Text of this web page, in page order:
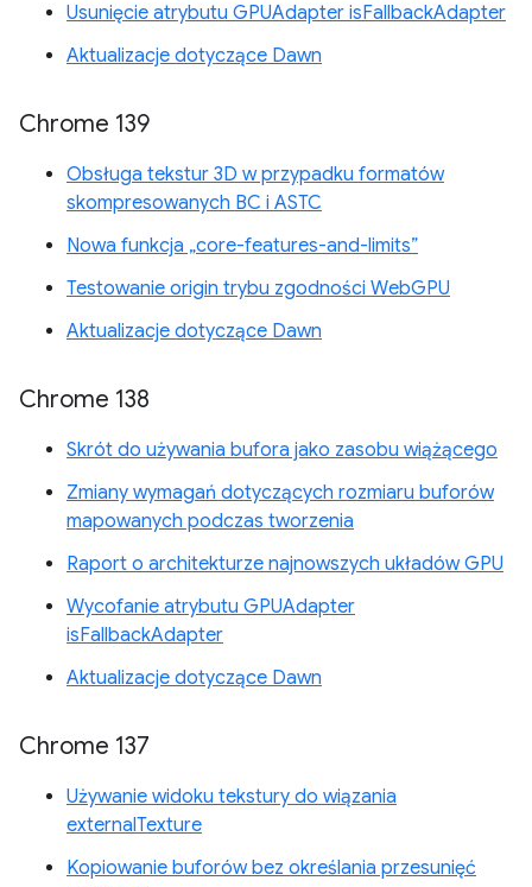
Usunięcie atrybutu GPUAdapter isFallbackAdapter
Aktualizacje dotyczące Dawn
Chrome 139
Obsługa tekstur 3D w przypadku formatów
skompresowanych BC i ASTC
Nowa funkcja „core-features-and-limits”
Testowanie origin trybu zgodności WebGPU
Aktualizacje dotyczące Dawn
Chrome 138
Skrót do używania bufora jako zasobu wiążącego
Zmiany wymagań dotyczących rozmiaru buforów
mapowanych podczas tworzenia
Raport o architekturze najnowszych układów GPU
Wycofanie atrybutu GPUAdapter
isFallbackAdapter
Aktualizacje dotyczące Dawn
Chrome 137
Używanie widoku tekstury do wiązania
externalTexture
Kopiowanie buforów bez określania przesunięć